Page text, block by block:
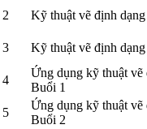
2
Kỹ thuật vẽ định
3
Kỹ thuật vẽ định
4
Ứng dụng kỹ thuật vẽ
Buổi 1
5
Ứng dụng kỹ thuật vẽ
Buổi 2